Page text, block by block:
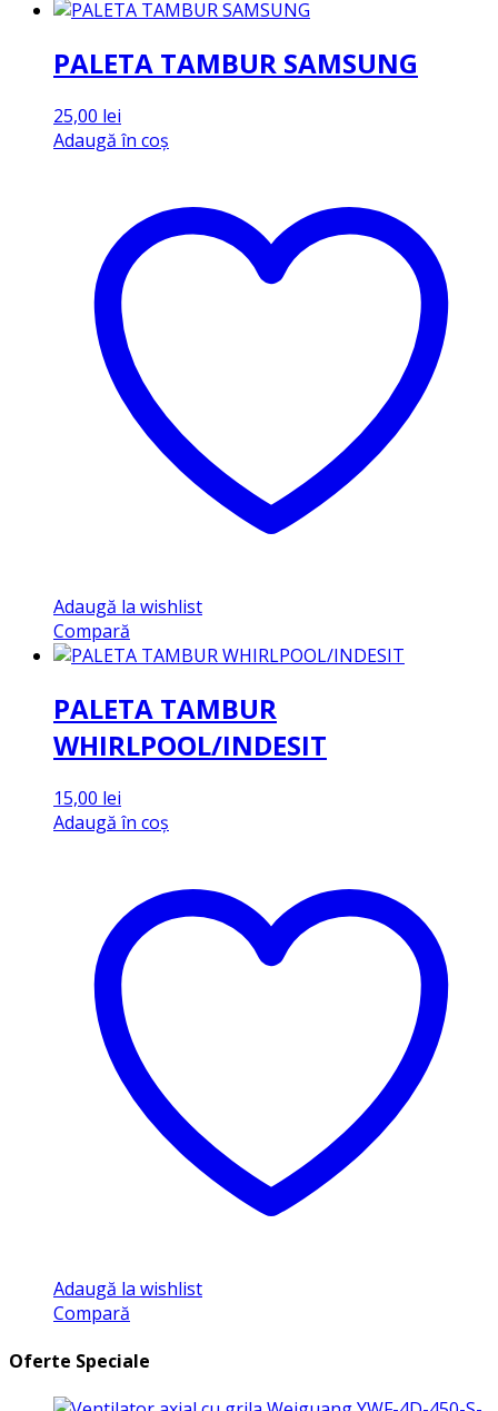
PALETA TAMBUR SAMSUNG
25,00 lei
Adaugă în coș
Adaugă la wishlist
Compară
PALETA TAMBUR
WHIRLPOOL/INDESIT
15,00 lei
Adaugă în coș
Adaugă la wishlist
Compară
Oferte Speciale